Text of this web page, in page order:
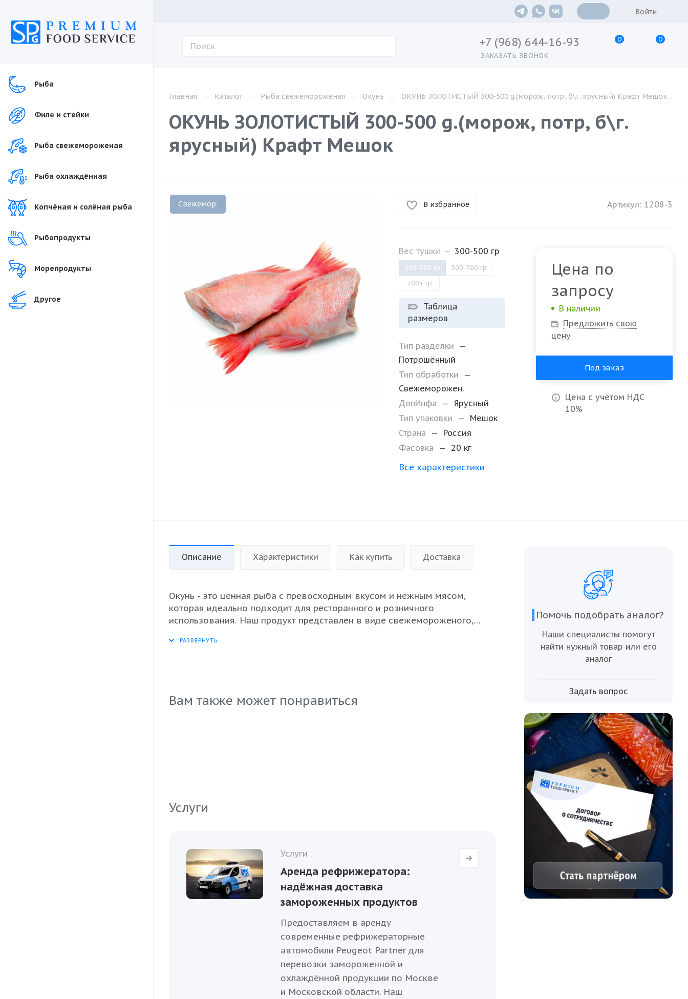
Войти
+7 (968) 644-16-93
ЗАКАЗАТЬ ЗВОНОК
0 0
Рыба
Филе и стейки
Рыба свежемороженая
Рыба охлаждённая
Копчёная и солёная рыба
Рыбопродукты
Морепродукты
Другое
Главная — Каталог — Рыба свежемороженая — Окунь — ОКУНЬ ЗОЛОТИСТЫЙ 300-500 g.(морож, потр, б\г. ярусный) Крафт Мешок
ОКУНЬ ЗОЛОТИСТЫЙ 300-500 g.(морож, потр, б\г.
ярусный) Крафт Мешок
Свежемор. В избранное Артикул: 1208-3
Вес тушки — 300-500 гр
300-500 гр
500-700 гр
700+ гр
Таблица
размеров
Тип разделки
—
Потрошённый
Тип обработки
—
Свежеморожен.
ДопИнфа
—
Ярусный
Тип упаковки
—
Мешок
Страна
—
Россия
Фасовка
— 20 кг
Все характеристики
Цена по
запросу
В наличии
Предложить свою
цену
Под заказ
Цена с учётом НДС
10%
Описание Характеристики Как купить Доставка
Окунь - это ценная рыба с превосходным вкусом и нежным мясом,
которая идеально подходит для ресторанного и розничного
использования. Наш продукт представлен в виде свежемороженого,
в приготовлении. Рыба, упакованная в крафт-мешки, сохраняет все свои
блюд, которые вы можете предложить своим клиентам с нашим окунем.
Вам также может понравиться
Услуги
Услуги
Аренда рефрижератора:
надёжная доставка
замороженных продуктов
Предоставляем в аренду
современные рефрижераторные
автомобили Peugeot Partner для
перевозки замороженной и
охлаждённой продукции по Москве
и Московской области. Наш
Помочь подобрать аналог?
Наши специалисты помогут
найти нужный товар или его
аналог
Задать вопрос